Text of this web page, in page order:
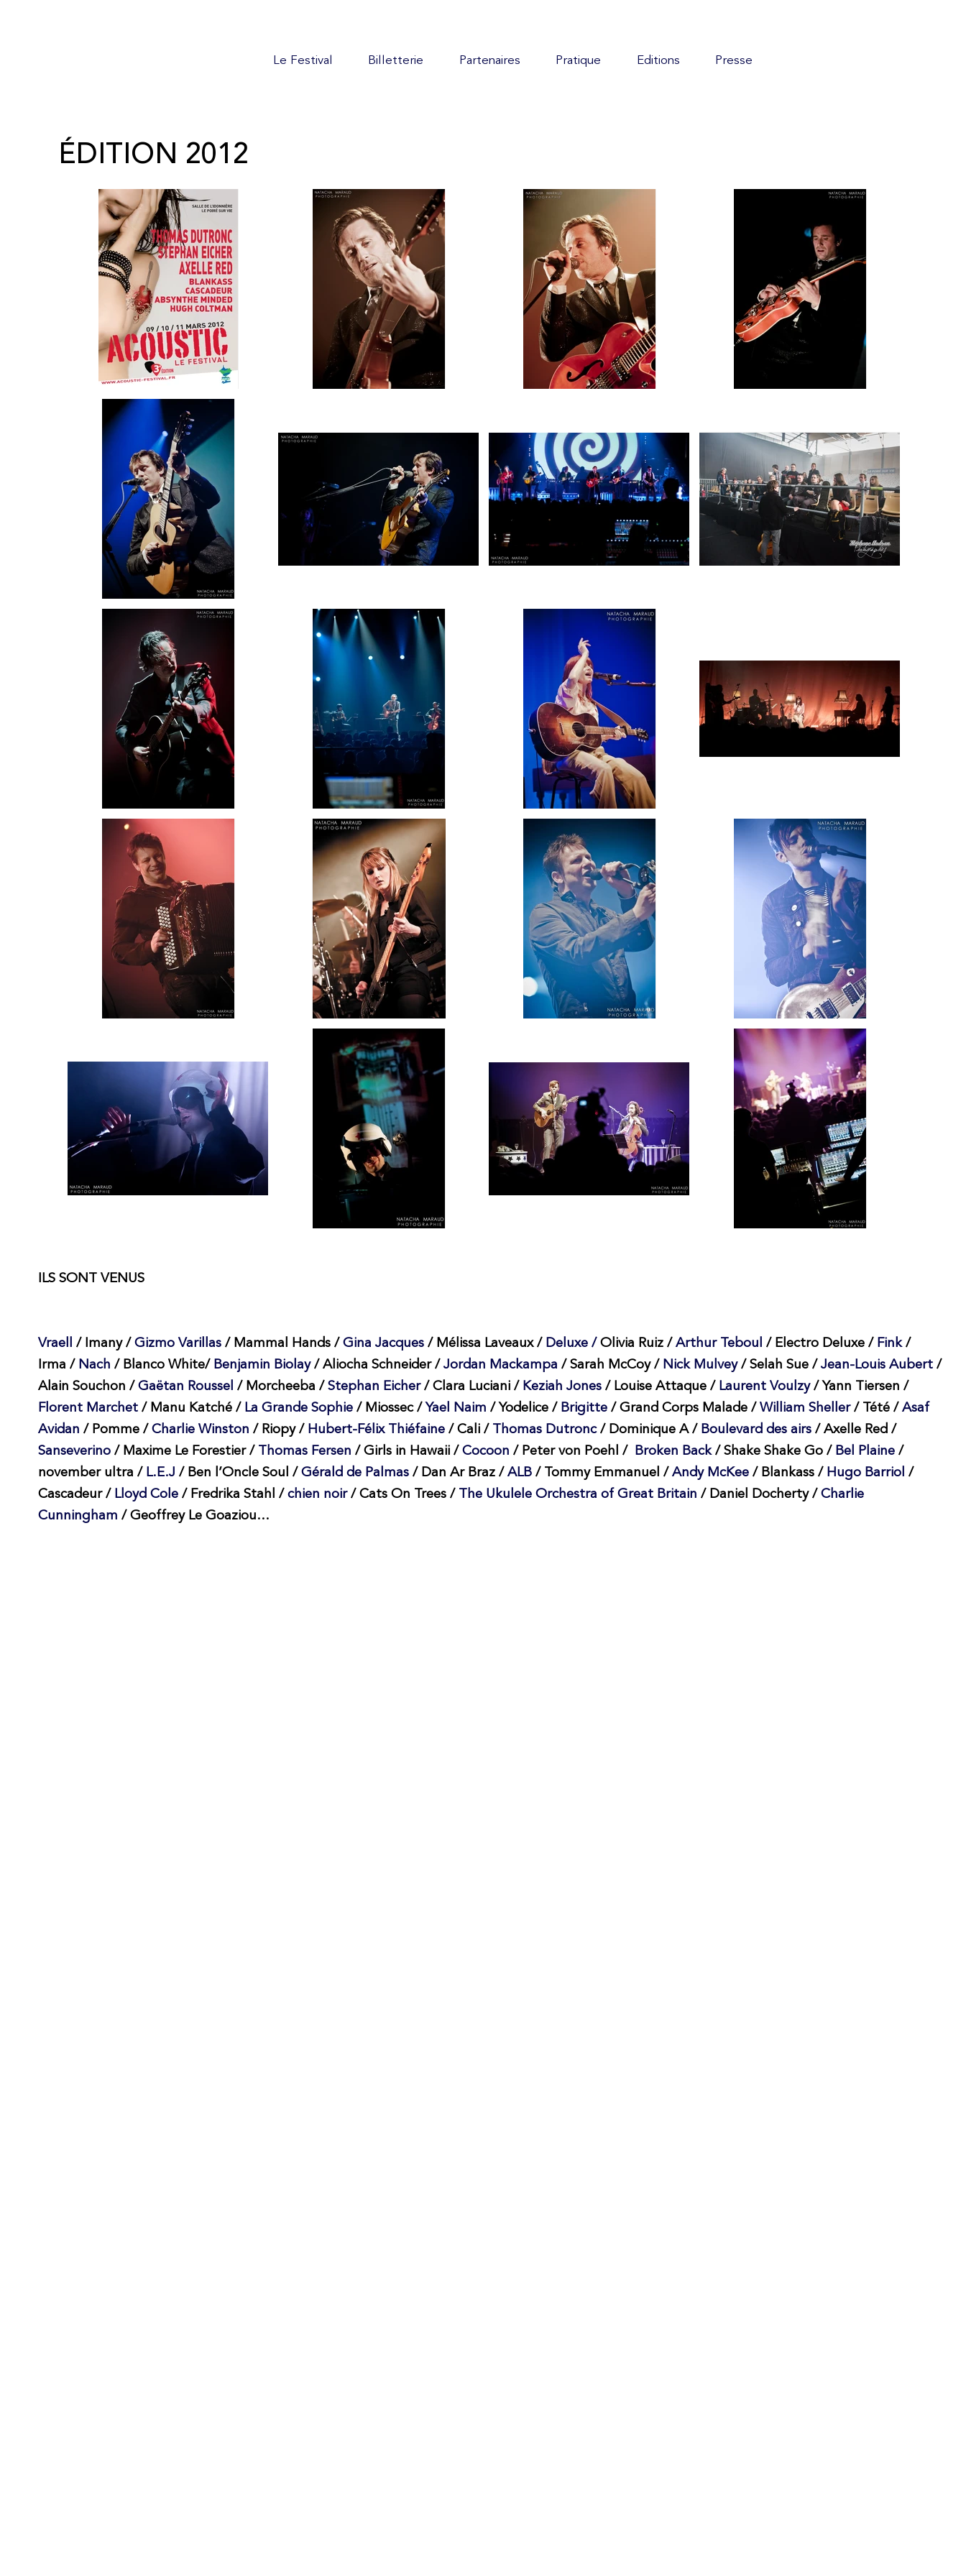
Le Festival Billetterie Partenaires Pratique Editions Presse
ÉDITION 2012
ILS SONT VENUS
Vraell / Imany / Gizmo Varillas/ Mammal Hands / Gina Jacques/ Mélissa Laveaux / Deluxe / Olivia Ruiz / Arthur Teboul / Electro Deluxe / Fink /
Irma / Nach / Blanco White/ Benjamin Biolay/ Aliocha Schneider / Jordan Mackampa / Sarah McCoy /Nick Mulvey/ Selah Sue / Jean-Louis Aubert/
Alain Souchon / Gaëtan Roussel / Morcheeba / Stephan Eicher/ Clara Luciani / Keziah Jones/ Louise Attaque /Laurent Voulzy/ Yann Tiersen /
Florent Marchet/ Manu Katché / La Grande Sophie/ Miossec / Yael Naim / Yodelice / Brigitte / Grand Corps Malade / William Sheller / Tété / Asaf
Avidan / Pomme /Charlie Winston / Riopy / Hubert-Félix Thiéfaine/ Cali / Thomas Dutronc / Dominique A / Boulevard des airs / Axelle Red /
Sanseverino / Maxime Le Forestier / Thomas Fersen / Girls in Hawaii / Cocoon / Peter von Poehl / Broken Back / Shake Shake Go / Bel Plaine/
november ultra /L.E.J / Ben l’Oncle Soul / Gérald de Palmas/ Dan Ar Braz / ALB / Tommy Emmanuel / Andy McKee/ Blankass / Hugo Barriol /
Cascadeur / Lloyd Cole/ Fredrika Stahl /chien noir / Cats On Trees / The Ukulele Orchestra of Great Britain / Daniel Docherty / Charlie
Cunningham / Geoffrey Le Goaziou…